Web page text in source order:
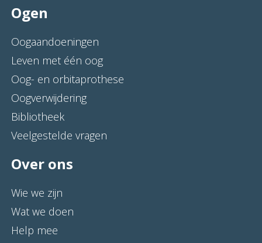
Ogen
Oogaandoeningen
Leven met één oog
Oog- en orbitaprothese
Oogverwijdering
Bibliotheek
Veelgestelde vragen
Over ons
Wie we zijn
Wat we doen
Help mee